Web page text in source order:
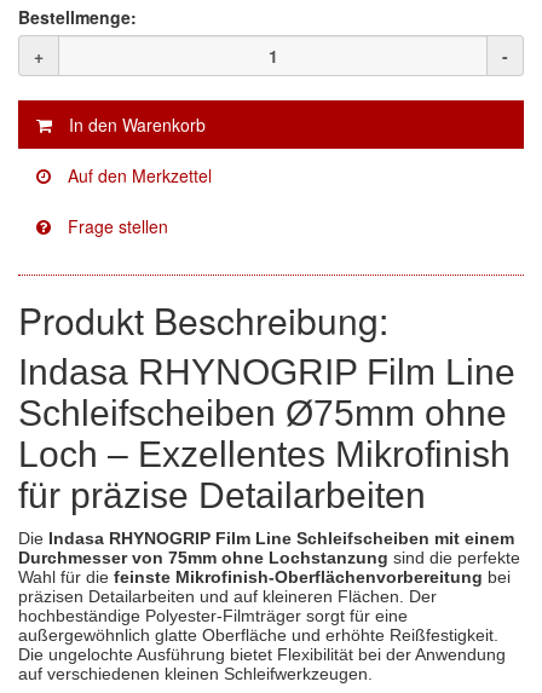
Facdos
Finixa
Indasa
KWASNY
Mirka
(1)
Novol
(3)
Prevost
(3)
Proma
(21)
Sia
Spectral
(5)
StarChem
(1)
Sundstrom
(4)
Troton
Bestellmenge:
+
-
Produkt Beschreibung:
Indasa RHYNOGRIP Film Line
Schleifscheiben Ø75mm ohne
Loch – Exzellentes Mikrofinish
für präzise Detailarbeiten
Die Indasa RHYNOGRIP Film Line Schleifscheiben mit einem
Durchmesser von 75mm ohne Lochstanzung sind die perfekte
Wahl für die feinste Mikrofinish-Oberflächenvorbereitung bei
präzisen Detailarbeiten und auf kleineren Flächen. Der
hochbeständige Polyester-Filmträger sorgt für eine
außergewöhnlich glatte Oberfläche und erhöhte Reißfestigkeit.
Die ungelochte Ausführung bietet Flexibilität bei der Anwendung
auf verschiedenen kleinen Schleifwerkzeugen.